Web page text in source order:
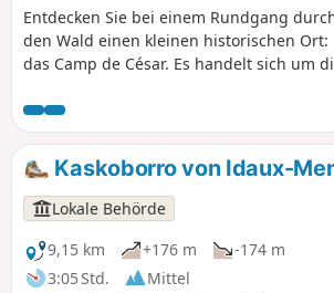
Entdecken Sie bei einem Rundgang
den Wald einen kleinen historischen Ort:
das Camp de César. Es handelt sich um
hochgelegene, von Gräben umgebene
Festung, die als Zufluchtsort und
diente), das mitten im Wald von Bois de
10 Minuten von der Stadt Oloron-Sainte-
Marie entfernt, verloren gegangen ist.
Kaskoborro von Idaux-
Lokale Behörde
9,15 km
+176 m
-174 m
3:05 Std.
Mittel